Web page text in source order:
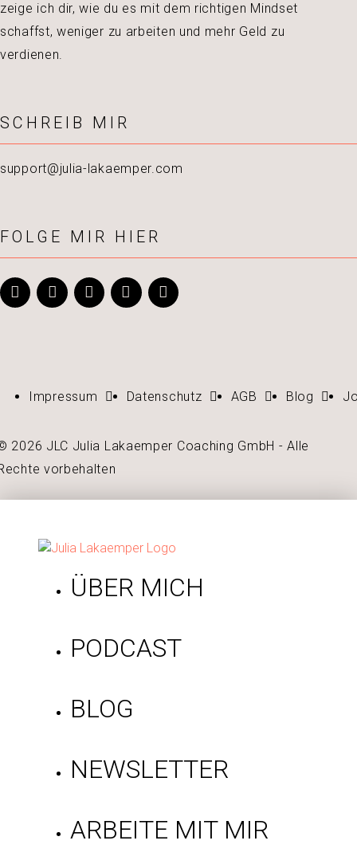
zeige ich dir, wie du es mit dem richtigen Mindset
schaffst, weniger zu arbeiten und mehr Geld zu
verdienen.
SCHREIB MIR
support@julia-lakaemper.com
FOLGE MIR HIER
Impressum Datenschutz AGB Blog
2026 JLC Julia Lakaemper Coaching GmbH - Alle
vorbehalten
ÜBER MICH
PODCAST
BLOG
NEWSLETTER
ARBEITE MIT MIR